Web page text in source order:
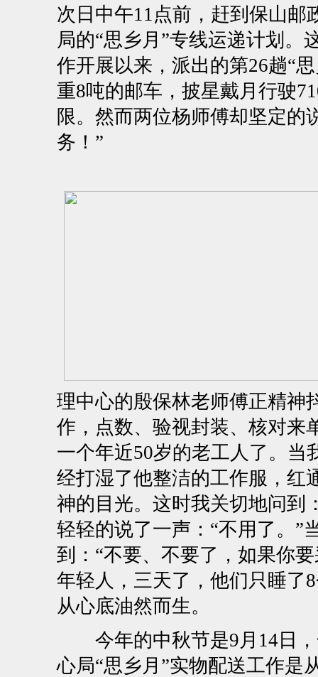
次日中午11点前，赶到保山邮
局的“思乡月”专线运递计划。
作开展以来，派出的第26趟“
重8吨的邮车，披星戴月行驶
限。然而两位杨师傅却坚定的
务！”
理中心的殷保林老师傅正精神
作，点数、验视封装、核对来
一个年近50岁的老工人了。当
经打湿了他整洁的工作服，红
神的目光。这时我关切地问到
轻轻的说了一声：“不用了。”
到：“不要、不要了，如果你
年轻人，三天了，他们只睡了
从心底油然而生。
今年的中秋节是9月14日
心局“思乡月”实物配送工作是